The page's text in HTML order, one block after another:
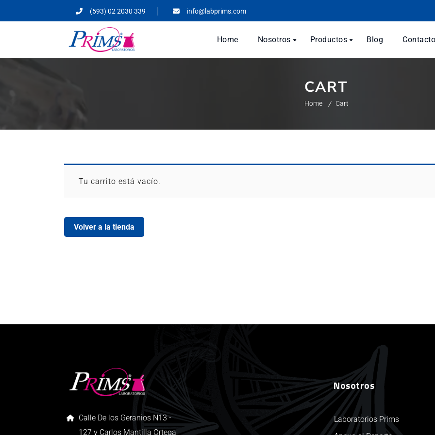
(593) 02 2030 339 info@labprims.com
Home Nosotros Productos Blog
CART
Home Cart
Tu carrito está vacío.
Volver a la tienda
Calle De los Geranios N13 -
127 y Carlos Mantilla Ortega,
Nosotros
Laboratorios Prims